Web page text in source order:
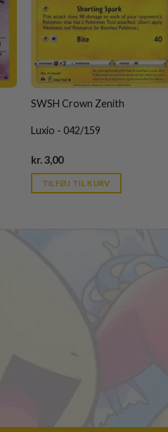
SWSH Crown Zenith
Luxio - 042/159
kr.3,00Current
is:
kr. 39,95.
TILFØJ TIL KURV